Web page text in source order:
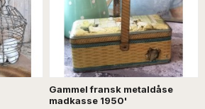
Gammel fransk metaldåse
madkasse 1950'